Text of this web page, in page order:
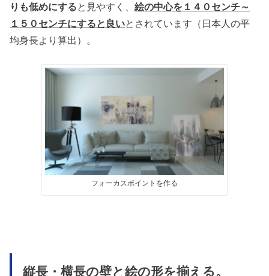
りも低めにすると見やすく、絵の中心を１４０センチ～
１５０センチにすると良いとされています（日本人の平
均身長より算出）。
フォーカスポイントを作る
縦長・横長の壁と絵の形を揃える。